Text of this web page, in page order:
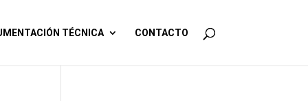
TÉCNICA CONTACTO